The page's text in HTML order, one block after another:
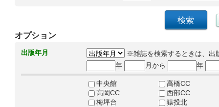
オプション
出版年月
※雑誌を検索するときは、出
年
月から 年
中央館
高橋CC
高岡CC
西部CC
梅坪台
猿投北